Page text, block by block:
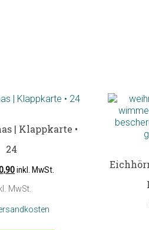
| Klappkarte •
24
inkl. MwSt.
MwSt.